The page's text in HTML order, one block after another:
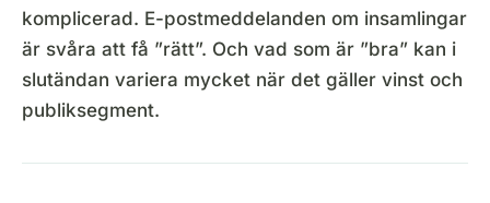
komplicerad. E-postmeddelanden om insamlingar
är svåra att få ”rätt”. Och vad som är ”bra” kan i
slutändan variera mycket när det gäller vinst och
publiksegment.